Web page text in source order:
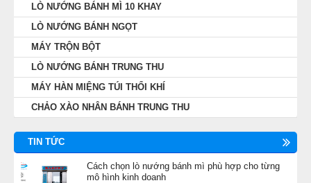
LÒ NƯỚNG BÁNH MÌ 10 KHAY
LÒ NƯỚNG BÁNH NGỌT
MÁY TRỘN BỘT
LÒ NƯỚNG BÁNH TRUNG THU
MÁY HÀN MIỆNG TÚI THỔI KHÍ
CHẢO XÀO NHÂN BÁNH TRUNG THU
TIN TỨC
Cách chọn lò nướng bánh mì phù hợp cho từng
mô hình kinh doanh